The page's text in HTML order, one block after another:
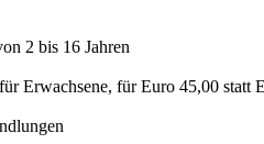
2 bis 16 Jahren
Erwachsene, für Euro 45,00 statt